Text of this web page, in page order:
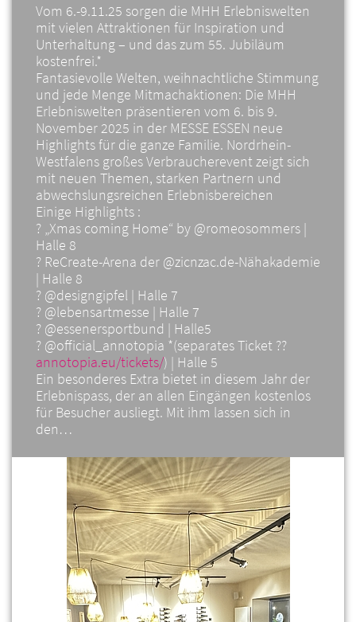
Vom 6.-9.11.25 sorgen die MHH Erlebniswelten
mit vielen Attraktionen für Inspiration und
Unterhaltung – und das zum 55. Jubiläum
kostenfrei.*
Fantasievolle Welten, weihnachtliche Stimmung
und jede Menge Mitmachaktionen: Die MHH
Erlebniswelten präsentieren vom 6. bis 9.
November 2025 in der MESSE ESSEN neue
Highlights für die ganze Familie. Nordrhein-
Westfalens großes Verbraucherevent zeigt sich
mit neuen Themen, starken Partnern und
abwechslungsreichen Erlebnisbereichen
Einige Highlights :
? „Xmas coming Home“ by @romeosommers |
Halle 8
? ReCreate-Arena der @zicnzac.de-Nähakademie
| Halle 8
? @designgipfel | Halle 7
? @lebensartmesse | Halle 7
? @essenersportbund | Halle5
? @official_annotopia *(separates Ticket ??
annotopia.eu/tickets/) | Halle 5
Ein besonderes Extra bietet in diesem Jahr der
Erlebnispass, der an allen Eingängen kostenlos
für Besucher ausliegt. Mit ihm lassen sich in
den…